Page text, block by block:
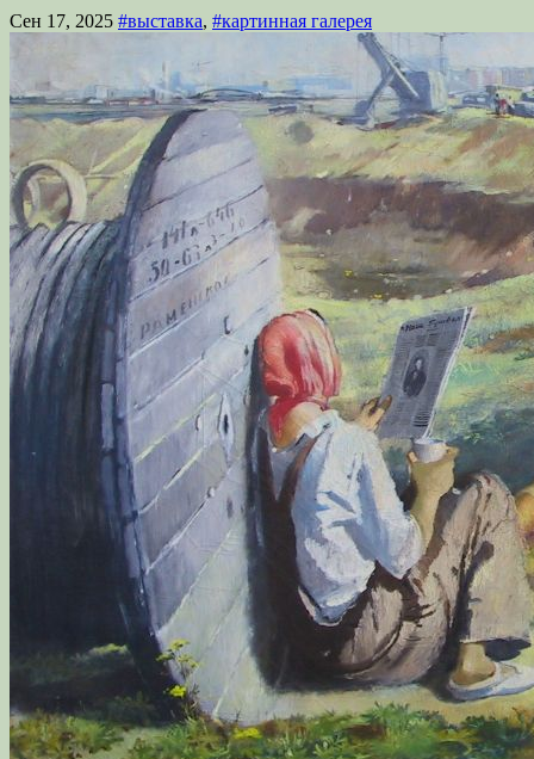
Сен 17, 2025 #выставка, #картинная галерея